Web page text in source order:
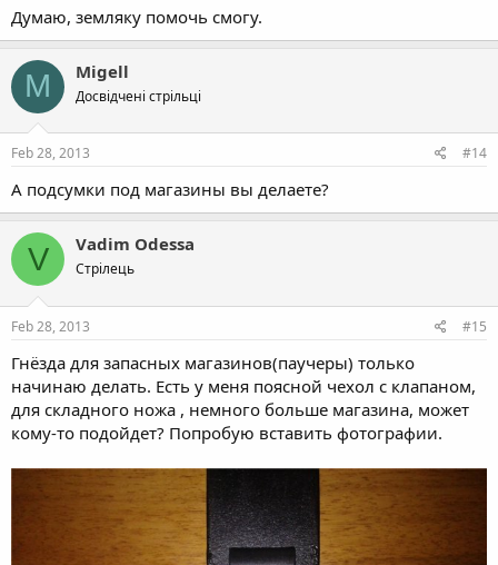
Думаю, земляку помочь смогу.
M Migell
Досвідчені стрільці
Feb 28, 2013 #14
А подсумки под магазины вы делаете?
V Vadim Odessa
Стрілець
Feb 28, 2013 #15
Гнёзда для запасных магазинов(паучеры) только
начинаю делать. Есть у меня поясной чехол с клапаном,
для складного ножа , немного больше магазина, может
кому-то подойдет? Попробую вставить фотографии.